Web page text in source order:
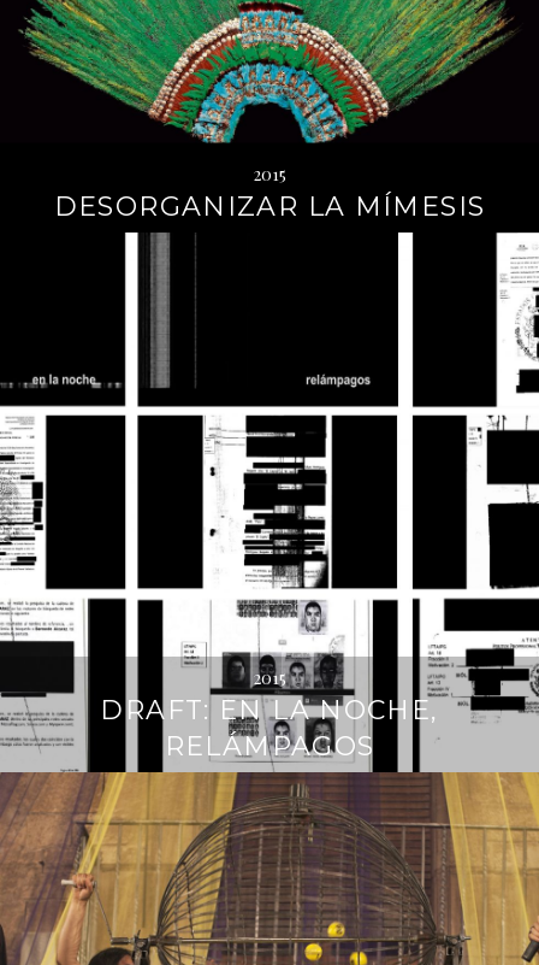
2015
DESORGANIZAR LA MÍMESIS
2015
DRAFT: EN LA NOCHE,
RELÁMPAGOS